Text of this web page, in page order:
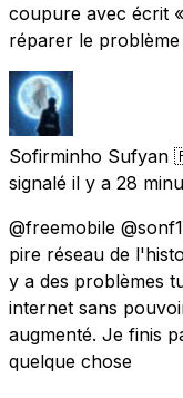
coupure avec écrit
réparer le problème
Sofirminho
signalé il y a 28
@freemobile
pire réseau de
y a des problèmes
internet sans
augmenté. Je finis
quelque chose